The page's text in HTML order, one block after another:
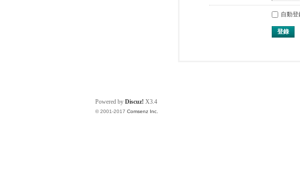
自動登
登錄
Powered by Discuz! X3.4
© 2001-2017 Comsenz Inc.